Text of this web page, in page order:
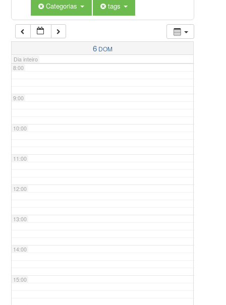
Categorias tags
6 DOM
Dia inteiro
7:00
8:00
9:00
10:00
11:00
12:00
13:00
14:00
15:00